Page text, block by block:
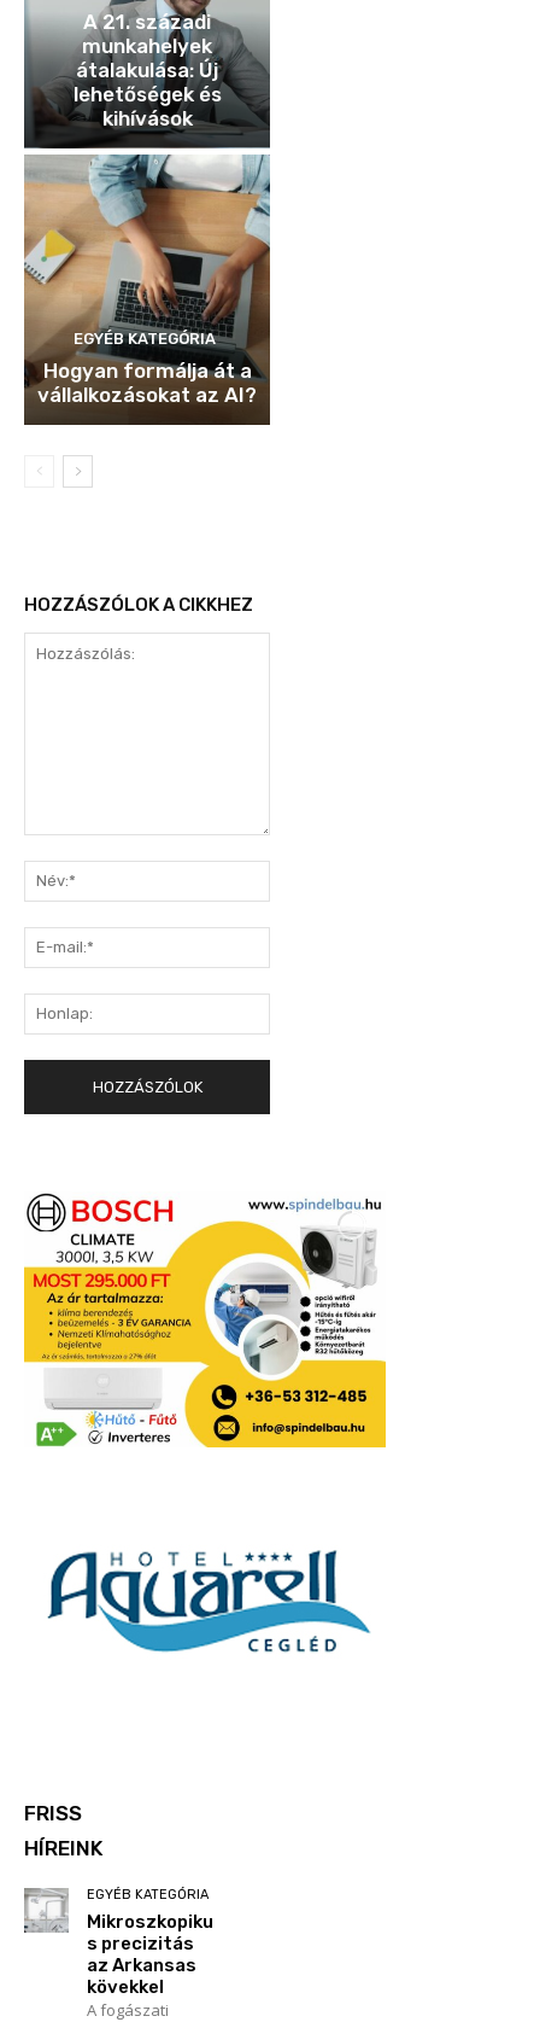
A 21. századi
munkahelyek
átalakulása: Új
lehetőségek és
kihívások
EGYÉB KATEGÓRIA
Hogyan formálja át a
vállalkozásokat az AI?
HOZZÁSZÓLOK A CIKKHEZ
mail:*
FRISS
HÍREINK
EGYÉB KATEGÓRIA
Mikroszkopiku
s precizitás
az Arkansas
kövekkel
A fogászati